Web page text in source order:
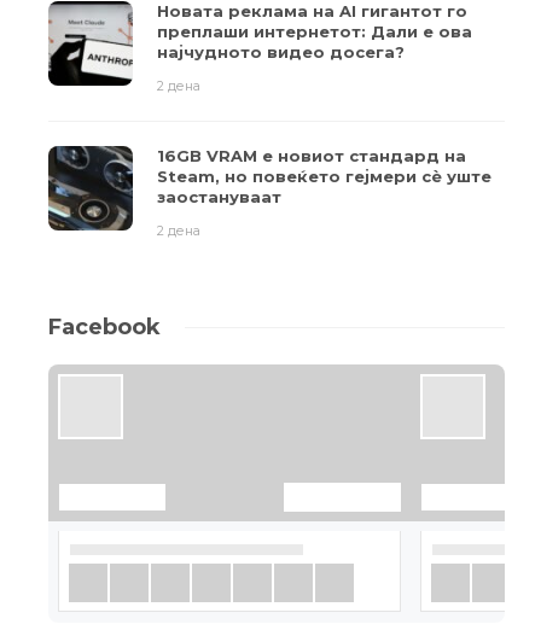
Новата реклама на AI гигантот го
преплаши интернетот: Дали е ова
најчудното видео досега?
2 дена
16GB VRAM е новиот стандард на
Steam, но повеќето гејмери ​​сè уште
заостануваат
2 дена
Facebook